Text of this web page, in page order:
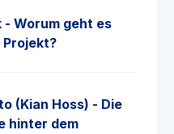
- Worum geht es
Projekt?
(Kian Hoss) - Die
hinter dem